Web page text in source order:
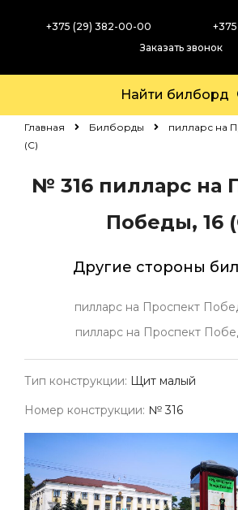
+375 (29) 382-00-00
Заказать звонок
Найти билборд
Главная Билборды
пилларс на
(С)
№ 316 пилларс на
Победы, 16
Другие стороны
пилларс на Проспект
пилларс на Проспект
Тип конструкции: Щит малый
Номер конструкции: № 316